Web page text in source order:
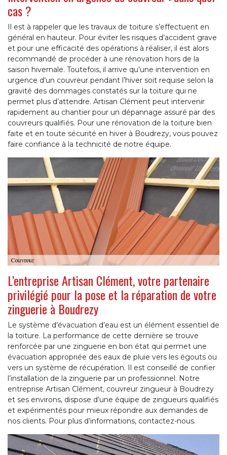
cas ?
Il est à rappeler que les travaux de toiture s’effectuent en
général en hauteur. Pour éviter les risques d’accident grave
et pour une efficacité des opérations à réaliser, il est alors
recommandé de procéder à une rénovation hors de la
saison hivernale. Toutefois, il arrive qu’une intervention en
urgence d’un couvreur pendant l’hiver soit requise selon la
gravité des dommages constatés sur la toiture qui ne
permet plus d’attendre. Artisan Clément peut intervenir
rapidement au chantier pour un dépannage assuré par des
couvreurs qualifiés. Pour une rénovation de la toiture bien
faite et en toute sécurité en hiver à Boudrezy, vous pouvez
faire confiance à la technicité de notre équipe.
L’entreprise Artisan Clément, votre partenaire
privilégié pour la pose et la réparation de votre
zinguerie à Boudrezy
Le système d’évacuation d’eau est un élément essentiel de
la toiture. La performance de cette dernière se trouve
renforcée par une zinguerie en bon état qui permet une
évacuation appropriée des eaux de pluie vers les égouts ou
vers un système de récupération. Il est conseillé de confier
l’installation de la zinguerie par un professionnel. Notre
entreprise Artisan Clément, couvreur zingueur à Boudrezy
et ses environs, dispose d’une équipe de zingueurs qualifiés
et expérimentés pour mieux répondre aux demandes de
nos clients. Pour plus d’informations, contactez-nous.